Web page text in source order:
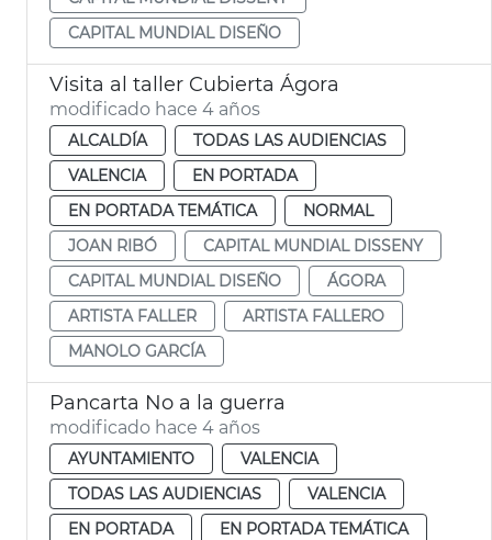
CAPITAL MUNDIAL DISEÑO
Visita al taller Cubierta Ágora
modificado hace 4 años
ALCALDÍA
TODAS LAS AUDIENCIAS
VALENCIA
EN PORTADA
EN PORTADA TEMÁTICA
NORMAL
JOAN RIBÓ
CAPITAL MUNDIAL DISSENY
CAPITAL MUNDIAL DISEÑO
ÁGORA
ARTISTA FALLER
ARTISTA FALLERO
MANOLO GARCÍA
Pancarta No a la guerra
modificado hace 4 años
AYUNTAMIENTO
VALENCIA
TODAS LAS AUDIENCIAS
VALENCIA
EN PORTADA
EN PORTADA TEMÁTICA